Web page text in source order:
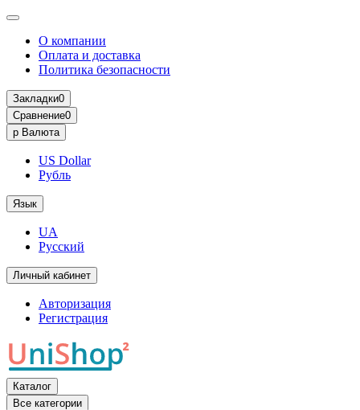
О компании
Оплата и доставка
Политика безопасности
Закладки0
Сравнение0
р Валюта
US Dollar
Рубль
Язык
UA
Русский
Личный кабинет
Авторизация
Регистрация
Каталог
Все категории